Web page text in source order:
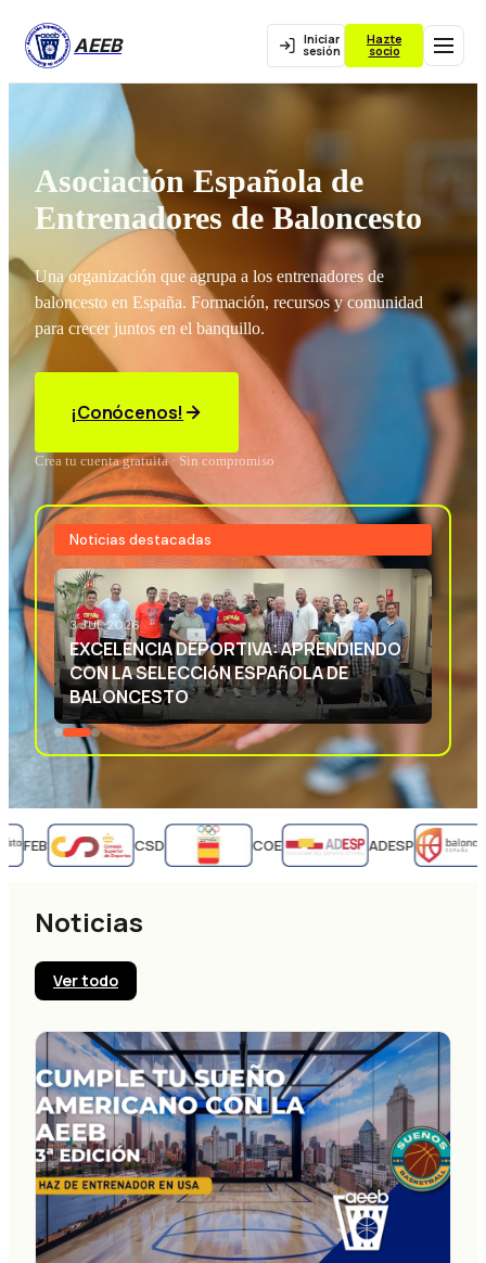
AEEB Iniciar
sesión
Hazte
socio
Asociación Española de
Entrenadores de Baloncesto
Una organización que agrupa a los entrenadores de
baloncesto en España. Formación, recursos y comunidad
para crecer juntos en el banquillo.
¡Conócenos!
Crea tu cuenta gratuita · Sin compromiso
Noticias destacadas
3 JUL 2026
EXCELENCIA DEPORTIVA: APRENDIENDO
CON LA SELECCIóN ESPAñOLA DE
BALONCESTO
FEB CSD COE ADESP
Noticias
Ver todo